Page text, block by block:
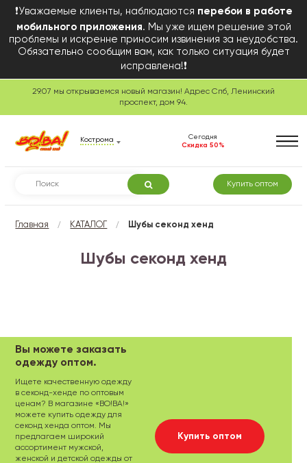
❗Уважаемые клиенты, наблюдаются перебои в работе
мобильного приложения. Мы уже ищем решение этой
проблемы и искренне приносим извинения за неудобства.
Обязательно сообщим вам, как только ситуация будет
исправлена!❗
29.07 мы открываемся новый магазин! Адрес Спб, Ленинский
проспект, дом 94.
Кострома
Сегодня
Скидка 50%
Купить оптом
Главная / КАТАЛОГ / Шубы секонд хенд
Шубы секонд хенд
Вы можете заказать
одежду оптом.
Ищете качественную одежду
в секонд-хенде по оптовым
ценам? В магазине «ВО!ВА!»
можете купить одежду для
секонд хенда оптом. Мы
предлагаем широкий
ассортимент мужской,
женской и детской одежды от
Купить оптом